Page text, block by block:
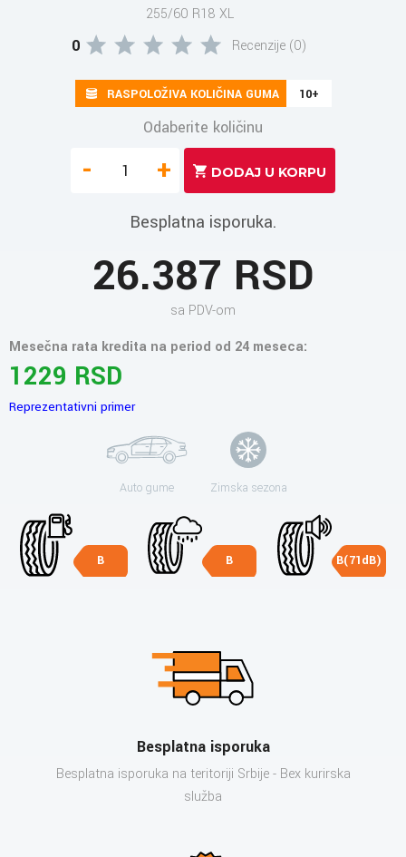
255/60 R18 XL
0 Recenzije (0)
RASPOLOŽIVA KOLIČINA GUMA 10+
Odaberite količinu
- +
Besplatna isporuka.
26.387 RSD
sa PDV-om
Mesečna rata kredita na period od 24 meseca:
1229 RSD
Reprezentativni primer
Auto gume Zimska sezona
B B B(71dB)
Besplatna isporuka
Besplatna isporuka na teritoriji Srbije - Bex kurirska
služba